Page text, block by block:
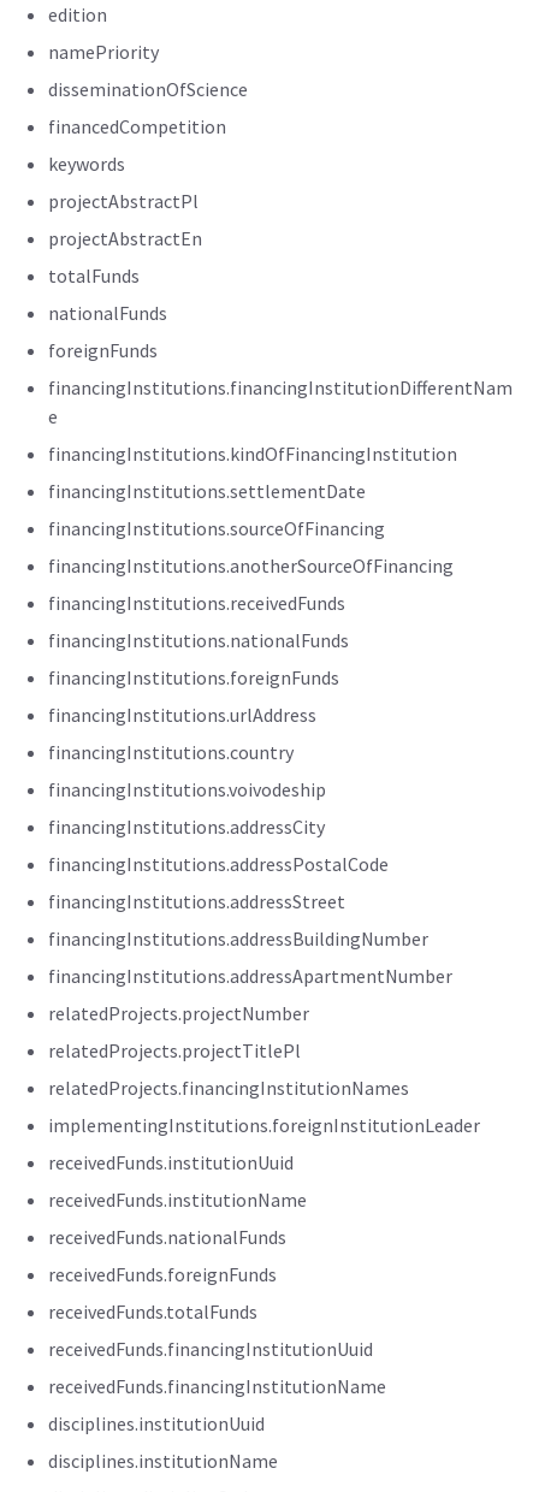
edition
namePriority
disseminationOfScience
financedCompetition
keywords
projectAbstractPl
projectAbstractEn
totalFunds
nationalFunds
foreignFunds
financingInstitutions.financingInstitutionDifferentNam
e
financingInstitutions.kindOfFinancingInstitution
financingInstitutions.settlementDate
financingInstitutions.sourceOfFinancing
financingInstitutions.anotherSourceOfFinancing
financingInstitutions.receivedFunds
financingInstitutions.nationalFunds
financingInstitutions.foreignFunds
financingInstitutions.urlAddress
financingInstitutions.country
financingInstitutions.voivodeship
financingInstitutions.addressCity
financingInstitutions.addressPostalCode
financingInstitutions.addressStreet
financingInstitutions.addressBuildingNumber
financingInstitutions.addressApartmentNumber
relatedProjects.projectNumber
relatedProjects.projectTitlePl
relatedProjects.financingInstitutionNames
implementingInstitutions.foreignInstitutionLeader
receivedFunds.institutionUuid
receivedFunds.institutionName
receivedFunds.nationalFunds
receivedFunds.foreignFunds
receivedFunds.totalFunds
receivedFunds.financingInstitutionUuid
receivedFunds.financingInstitutionName
disciplines.institutionUuid
disciplines.institutionName